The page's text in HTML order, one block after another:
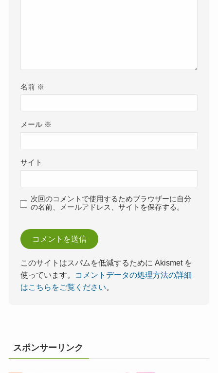
名前 ※
メール ※
サイト
次回のコメントで使用するためブラウザーに自分
の名前、メールアドレス、サイトを保存する。
このサイトはスパムを低減するために Akismet を
使っています。
コメントデータの処理方法の詳細
はこちらをご覧ください。
スポンサーリンク